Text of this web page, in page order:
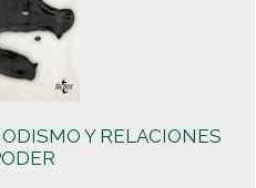
Y RELACIONES